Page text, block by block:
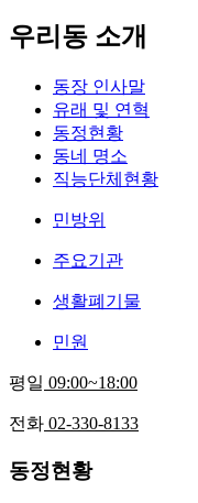
우리동 소개
동장 인사말
유래 및 연혁
동정현황
동네 명소
직능단체현황
민방위
주요기관
생활폐기물
민원
평일 09:00~18:00
전화 02-330-8133
동정현황